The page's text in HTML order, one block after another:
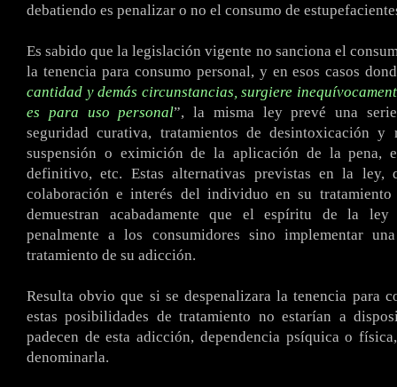
debatiendo es penalizar o no el consumo de
Es sabido que la legislación vigente no sanciona el
la tenencia para consumo personal, y en esos casos
cantidad y demás circunstancias, surgiere
es para uso personal”, la misma ley prevé una
seguridad curativa, tratamientos de desintoxicación y
suspensión o eximición de la aplicación de la pena,
definitivo, etc. Estas alternativas previstas en la ley,
colaboración e interés del individuo en su
demuestran acabadamente que el espíritu de la
penalmente a los consumidores sino implementar
tratamiento de su adicción.
Resulta obvio que si se despenalizara la tenencia para
estas posibilidades de tratamiento no estarían a
padecen de esta adicción, dependencia psíquica o
denominarla.